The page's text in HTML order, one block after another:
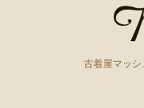
古着屋マッ